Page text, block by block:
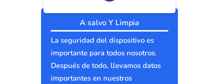
A salvo Y Limpia
La seguridad del dispositivo es
importante para todos nosotros.
Después de todo, llevamos datos
importantes en nuestros